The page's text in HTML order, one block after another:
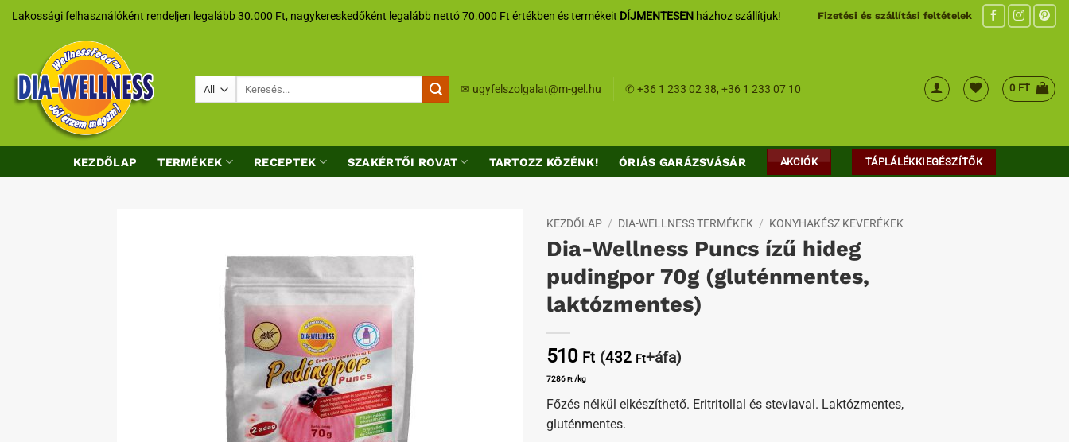
SkipLakossági felhasználóként rendeljen legalább 30.000 Ft, nagykereskedőként legalább nettó 70.000 Ft értékben és termékeit DÍJMENTESEN házhoz szállítjuk! Fizetési és szállítási feltételek
✉ ugyfelszolgalat@m-gel.hu ✆+36 1 233 02 38,+36 1 233 07 10 0 FT
KEZDŐLAP TERMÉKEK RECEPTEK SZAKÉRTŐI ROVAT TARTOZZ KÖZÉNK! ÓRIÁS GARÁZSVÁSÁR AKCIÓK TÁPLÁLÉKKIEGÉSZÍTŐK
KEZDŐLAP / DIA-WELLNESS TERMÉKEK / KONYHAKÉSZ KEVERÉKEK
Dia-Wellness Puncs ízű hideg
pudingpor 70g (gluténmentes,
laktózmentes)
510 Ft (432 Ft+áfa)
7286 Ft /kg
Főzés nélkül elkészíthető. Eritritollal és steviaval. Laktózmentes,
gluténmentes.